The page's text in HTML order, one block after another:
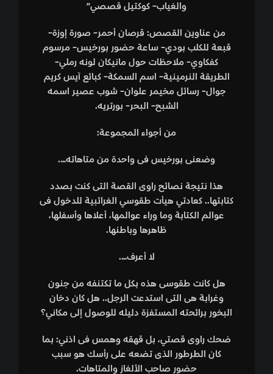
والغياب- كوكتيل قصصي”
من عناوين القصص: قرصان أحمر- صورة إوزة-
قبعة للكلب بودي- ساعة حضور بورخيس- مرسوم
كفكاوي- ملاحظات حول مانيكان لونه رملي-
الطريقة النرمينية- اسم السمكة- كبائع آيس كريم
جوال- رسائل مخيمر علوان- شوب عصير اسمه
الشبح- البحر- بورتريه.
من أجواء المجموعة:
وضعنى بورخيس فى واحدة من متاهاته….
هذا نتيجة نصائح راوى القصة التى كنت بصدد
كتابتها.. كعادتي هيأت طقوسي الغرائبية للدخول فى
عوالم الكتابة وما وراء عوالمها، أعلاها وأسفلها،
ظاهرها وباطنها.
لا أعرف….
هل كانت طقوسى هذه بكل ما تكتنفه من جنون
وغرابة هى التى استدعت الرجل.. هل كان دخان
البخور برائحته المستفزة دليله للوصول إلى مكاني؟
ضحك راوى قصتي، بل قهقه وهمس فى اذني: بما
كان الطرطور الذى تضعه على رأسك هو سبب
حضور صاحب الألغاز والمتاهات.